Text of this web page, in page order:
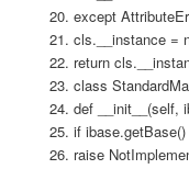
except
cls.__instance =
return
class
def __init__(self,
if
raise